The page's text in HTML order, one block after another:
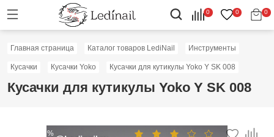
0 0 0
Главная страница Каталог товаров LediNail Инструменты
Кусачки Кусачки Yoko Кусачки для кутикулы Yoko Y SK 008
Кусачки для кутикулы Yoko Y SK 008
Скидка: 48%